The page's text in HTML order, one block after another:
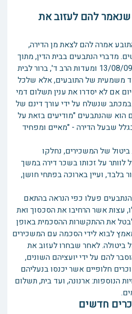
שנאמר להם לעזוב את
אמרה להם לצאת מן הדירה,
מדברי הנתבעים בבית הדין, מתוך
מכתבו של עורך דינם מ 13/08/09 ומעדות הרב ד', ברור לבית
משמעית של התובעים, אלא שלכל
אם לא יסדרו את ענין תשלום דמי
במכתב שנשלח על ידי עורך דינם של
שהנתבעים "מודיעים בזאת על
שבעל הדירה - "מאיים ומפחיד
של המשכירים, נחלקו
לוותר על זכותו בשכר דירה במשך
בלבד, ועיין בארוכה בפתחי חושן,
פעלו כפי הנראה בהתאם
עצות אשר הרחיבו את הסכסוך ואת
את ההתקשרות ההסכמית באופן
לבוא לידי הסכמה עם המשכירים
ביטולה. לאחר שבחרו לעזוב את
להם על ידי יועציהם השונים,
חלופיים אשר יכנסו בנעליהם
הנוספות: ארנונה, ועד בית, תשלום